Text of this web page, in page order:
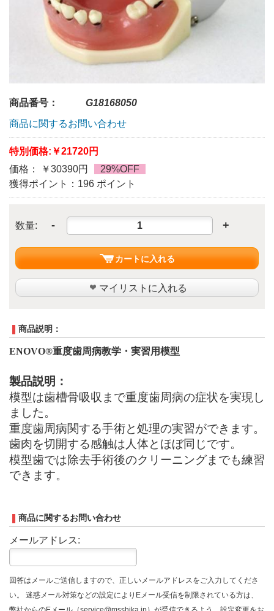
商品番号：
G18168050
商品に関するお問い合わせ
特別価格: ￥21720円
価格： ￥30390円
29%OFF
獲得ポイント：196 ポイント
数量: - +
カートに入れる
マイリストに入れる
商品説明：
ENOVO®重度歯周病教学・実習用模型
製品説明：
模型は歯槽骨吸収まで重度歯周病の症状を実現し
ました。
重度歯周病関する手術と処理の実習ができます。
歯肉を切開する感触は人体とほぼ同じです。
模型歯では除去手術後のクリーニングまでも練習
できます。
商品に関するお問い合わせ
メールアドレス:
回答はメールご送信しますので、正しいメールアドレスをご入力してくださ
い。 迷惑メール対策などの設定によりEメール受信を制限されている方は、